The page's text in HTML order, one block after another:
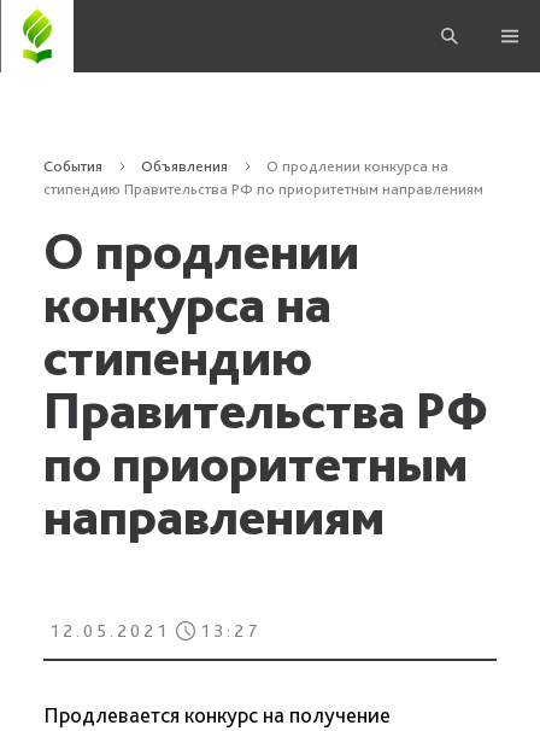
События Объявления
О продлении конкурса на
стипендию Правительства РФ по приоритетным направлениям
О продлении
конкурса на
стипендию
Правительства РФ
по приоритетным
направлениям
12.05.2021 13:27
Продлевается конкурс на получение